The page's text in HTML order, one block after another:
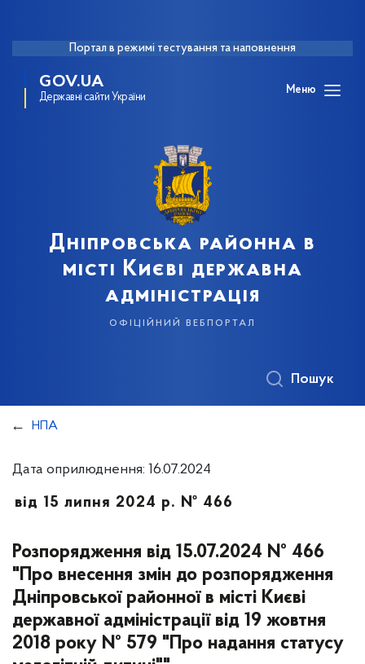
Портал в режимі тестування та наповнення
GOV.UA
Державні сайти України
Меню
Дніпровська районна в
місті Києві державна
адміністрація
офіційний вебпортал
Пошук
НПА
Дата оприлюднення: 16.07.2024
від 15 липня 2024 р. № 466
Розпорядження від 15.07.2024 № 466
"Про внесення змін до розпорядження
Дніпровської районної в місті Києві
державної адміністрації від 19 жовтня
2018 року № 579 "Про надання статусу